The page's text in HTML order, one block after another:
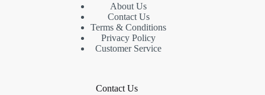
About Us
Contact Us
Terms & Conditions
Privacy Policy
Customer Service
Contact Us